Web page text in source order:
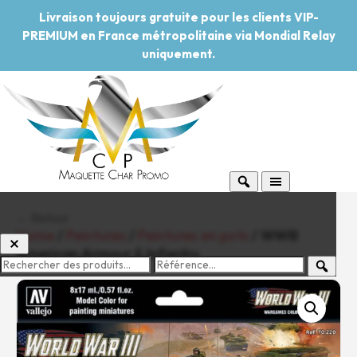
Livraison toujours gratuite pour les clients VIP-
PREMIUM en France métropolitaine via Mondial Relay
uniquement.
-20%Pouvoir d'achat
Home
American Armour & Infantry